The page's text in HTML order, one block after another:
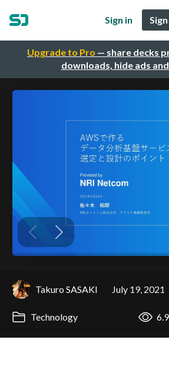
Upgrade to Pro — share decks
downloads, hide ads
Sign in
Takuro SASAKI July 19, 2021
Technology